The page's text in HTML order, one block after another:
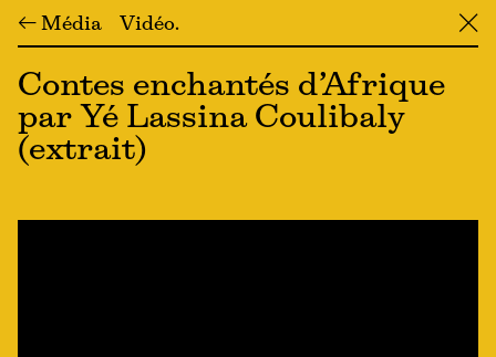
← Média Vidéo ╳
Contes enchantés d’Afrique
par Yé Lassina Coulibaly
(extrait)